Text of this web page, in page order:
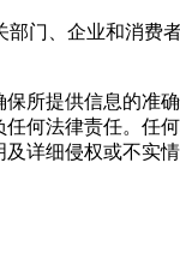
门、企业和消费
所提供信息的准
何法律责任。任
详细侵权或不实